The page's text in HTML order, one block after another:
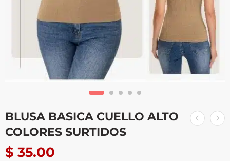
BLUSA BASICA CUELLO ALTO
COLORES SURTIDOS
$ 35.00